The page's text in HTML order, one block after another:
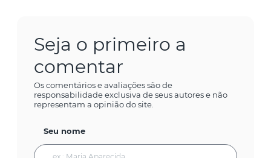
Seja o primeiro a
comentar
Os comentários e avaliações são de
responsabilidade exclusiva de seus autores e não
representam a opinião do site.
Seu nome